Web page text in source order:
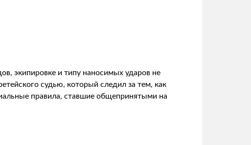
экипировке и типу наносимых ударов не
судью, который следил за тем, как
правила, ставшие общепринятыми на